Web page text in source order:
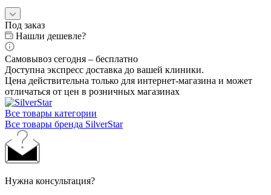
Под заказ
Нашли дешевле?
Самовывоз сегодня – бесплатно
Доступна экспресс доставка до вашей клиники.
Цена действительна только для интернет-магазина и может
отличаться от цен в розничных магазинах
Все товары категории
Все товары бренда SilverStar
Нужна консультация?